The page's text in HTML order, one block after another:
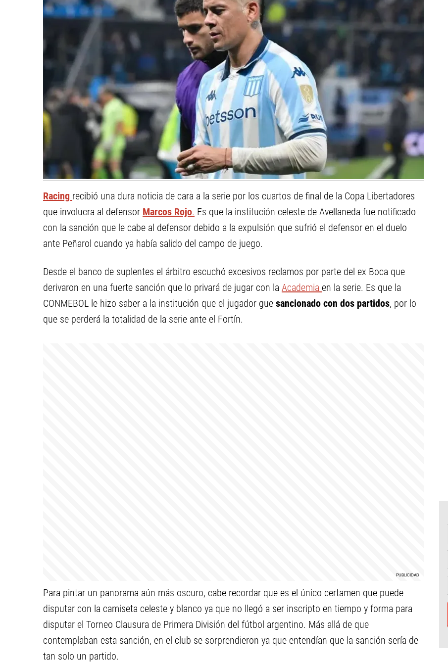
Racing recibió una dura noticia de cara a la serie por los cuartos de final de la Copa Libertadores
que involucra al defensor Marcos Rojo. Es que la institución celeste de Avellaneda fue notificado
con la sanción que le cabe al defensor debido a la expulsión que sufrió el defensor en el duelo
ante Peñarol cuando ya había salido del campo de juego.
Desde el banco de suplentes el árbitro escuchó excesivos reclamos por parte del ex Boca que
derivaron en una fuerte sanción que lo privará de jugar con la Academia en la serie. Es que la
CONMEBOL le hizo saber a la institución que el jugador gue sancionado con dos partidos, por lo
que se perderá la totalidad de la serie ante el Fortín.
Para pintar un panorama aún más oscuro, cabe recordar que es el único certamen que puede
disputar con la camiseta celeste y blanco ya que no llegó a ser inscripto en tiempo y forma para
disputar el Torneo Clausura de Primera División del fútbol argentino. Más allá de que
contemplaban esta sanción, en el club se sorprendieron ya que entendían que la sanción sería de
tan solo un partido.